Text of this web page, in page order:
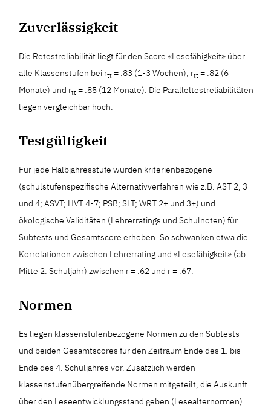
Zuverlässigkeit
Die Retestreliabilität liegt für den Score «Lesefähigkeit» über
alle Klassenstufen bei rtt = .83 (1-3 Wochen), rtt = .82 (6
Monate) und rtt = .85 (12 Monate). Die Paralleltestreliabilitäten
liegen vergleichbar hoch.
Testgültigkeit
Für jede Halbjahresstufe wurden kriterienbezogene
(schulstufenspezifische Alternativverfahren wie z.B. AST 2, 3
und 4; ASVT; HVT 4-7; PSB; SLT; WRT 2+ und 3+) und
ökologische Validitäten (Lehrerratings und Schulnoten) für
Subtests und Gesamtscore erhoben. So schwanken etwa die
Korrelationen zwischen Lehrerrating und «Lesefähigkeit» (ab
Mitte 2. Schuljahr) zwischen r = .62 und r = .67.
Normen
Es liegen klassenstufenbezogene Normen zu den Subtests
und beiden Gesamtscores für den Zeitraum Ende des 1. bis
Ende des 4. Schuljahres vor. Zusätzlich werden
klassenstufenübergreifende Normen mitgeteilt, die Auskunft
über den Leseentwicklungsstand geben (Lesealternormen).